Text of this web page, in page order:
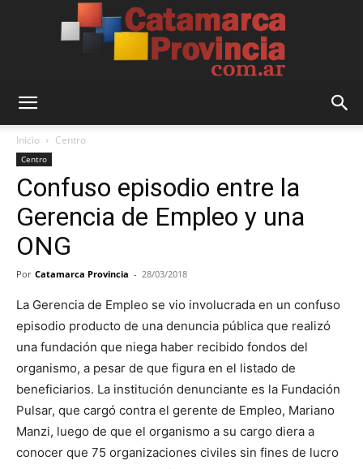
Provincia
Inicio Centro
Centro
Confuso episodio entre la
Gerencia de Empleo y una
ONG
Por Catamarca Provincia - 28/03/2018
La Gerencia de Empleo se vio involucrada en un confuso
episodio producto de una denuncia pública que realizó
una fundación que niega haber recibido fondos del
organismo, a pesar de que figura en el listado de
beneficiarios. La institución denunciante es la Fundación
Pulsar, que cargó contra el gerente de Empleo, Mariano
Manzi, luego de que el organismo a su cargo diera a
conocer que 75 organizaciones civiles sin fines de lucro